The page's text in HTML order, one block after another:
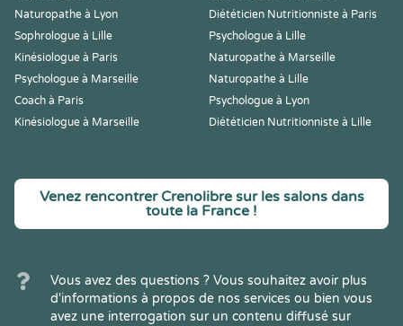
Naturopathe à Lyon
Diététicien Nutritionniste à Paris
Sophrologue à Lille
Psychologue à Lille
Kinésiologue à Paris
Naturopathe à Marseille
Psychologue à Marseille
Naturopathe à Lille
Coach à Paris
Psychologue à Lyon
Kinésiologue à Marseille
Diététicien Nutritionniste à Lille
Venez rencontrer Crenolibre sur les salons dans
toute la France !
Vous avez des questions ? Vous souhaitez avoir plus
d'informations à propos de nos services ou bien vous
avez une interrogation sur un contenu diffusé sur